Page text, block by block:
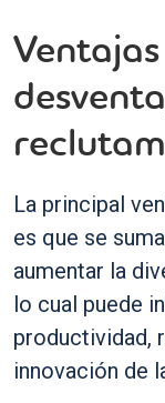
La principal
es que se
aumentar la
lo cual puede
productividad,
innovación de